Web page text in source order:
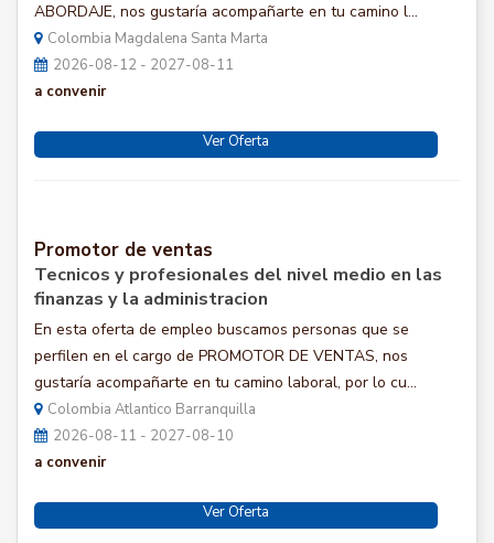
ABORDAJE, nos gustaría acompañarte en tu camino l...
Colombia Magdalena Santa Marta
2026-08-12 - 2027-08-11
a convenir
Ver Oferta
Promotor de ventas
Tecnicos y profesionales del nivel medio en las
finanzas y la administracion
En esta oferta de empleo buscamos personas que se
perfilen en el cargo de PROMOTOR DE VENTAS, nos
gustaría acompañarte en tu camino laboral, por lo cu...
Colombia Atlantico Barranquilla
2026-08-11 - 2027-08-10
a convenir
Ver Oferta